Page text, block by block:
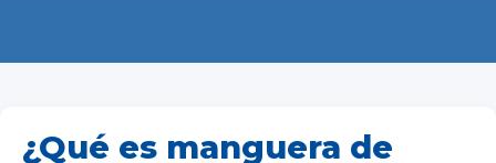
¿Qué es manguera de